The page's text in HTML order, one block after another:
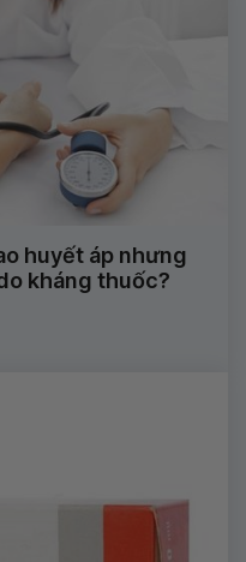
huyết áp nhưng
kháng thuốc?